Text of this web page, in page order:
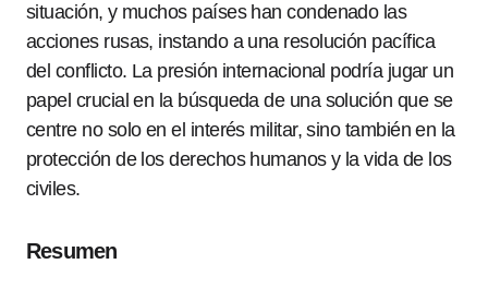
situación, y muchos países han condenado las
acciones rusas, instando a una resolución pacífica
del conflicto. La presión internacional podría jugar un
papel crucial en la búsqueda de una solución que se
centre no solo en el interés militar, sino también en la
protección de los derechos humanos y la vida de los
civiles.
Resumen